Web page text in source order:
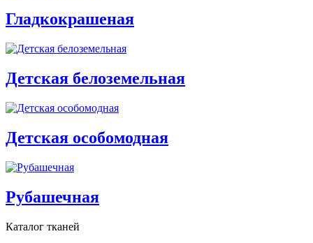
Гладкокрашеная
Детская белоземельная
Детская особомодная
Рубашечная
Каталог тканей